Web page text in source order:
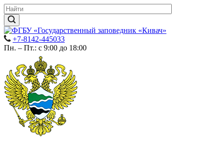
+7-8142-445033
Пн. – Пт.: с 9:00 до 18:00